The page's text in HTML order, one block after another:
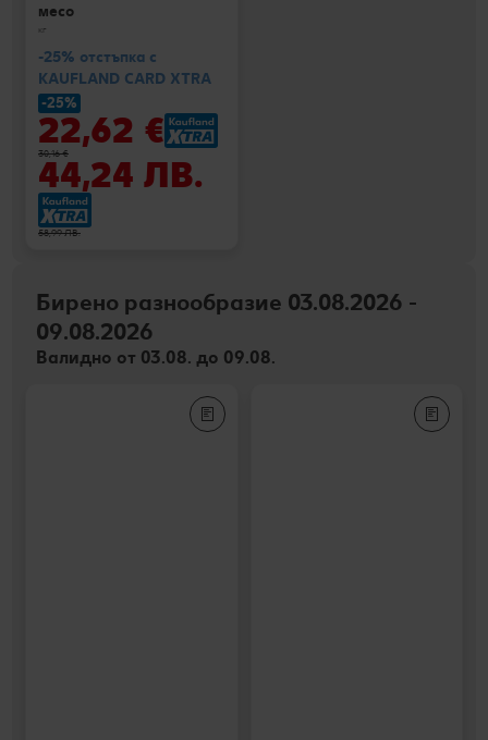
месо
кг
-25% отстъпка с
KAUFLAND CARD XTRA
-25%
22,62 €
30,16 €
44,24 ЛВ.
58,99 ЛВ.
Бирено разнообразие 03.08.2026 -
09.08.2026
Валидно от 03.08. до 09.08.